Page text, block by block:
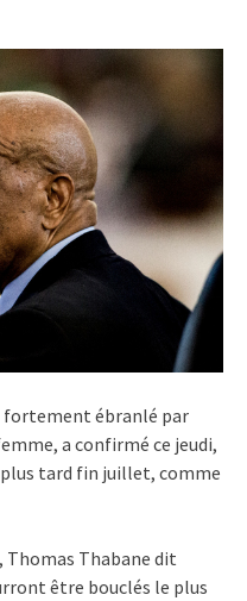
fortement ébranlé par
a confirmé ce jeudi,
tard fin juillet, comme
Thomas Thabane dit
être bouclés le plus